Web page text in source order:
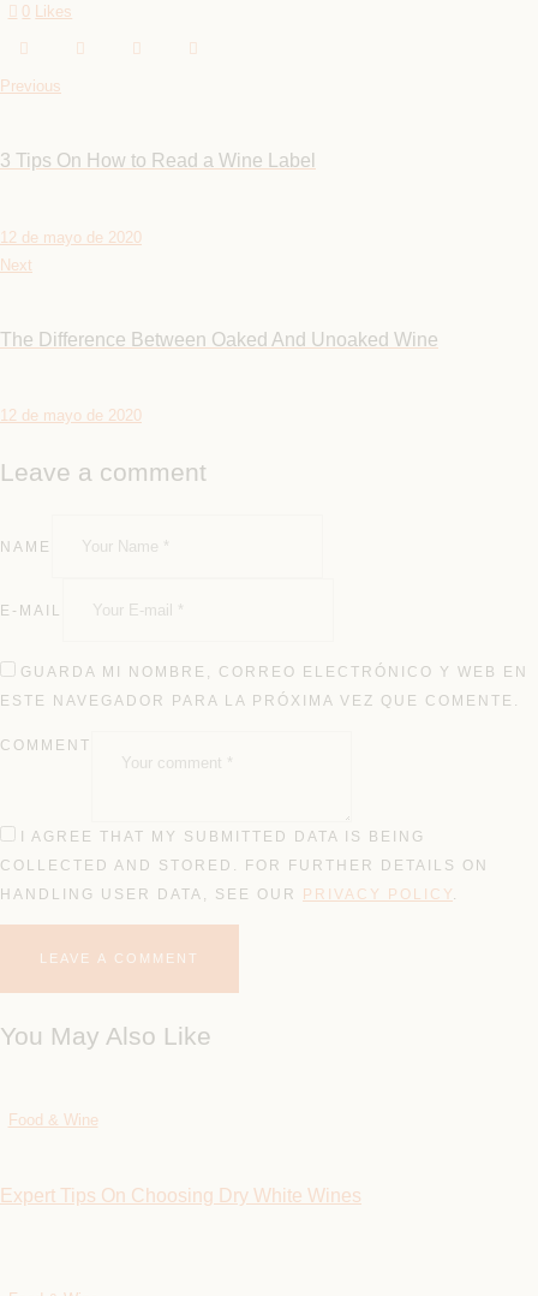
0 Likes
Previous
3 Tips On How to Read a Wine Label
12 de mayo de 2020
Next
The Difference Between Oaked And Unoaked Wine
12 de mayo de 2020
Leave a comment
NAME
E-MAIL
GUARDA MI NOMBRE, CORREO ELECTRÓNICO Y WEB EN
ESTE NAVEGADOR PARA LA PRÓXIMA VEZ QUE COMENTE.
COMMENT
I AGREE THAT MY SUBMITTED DATA IS BEING
COLLECTED AND STORED. FOR FURTHER DETAILS ON
HANDLING USER DATA, SEE OUR
PRIVACY POLICY.
You May Also Like
Food & Wine
Expert Tips On Choosing Dry White Wines